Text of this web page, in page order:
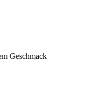
Geschmack